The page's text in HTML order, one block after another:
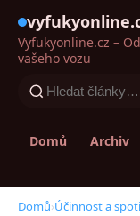
Vyfukyonline.cz –
vašeho vozu
Domů Archiv
Domů›Účinnost a